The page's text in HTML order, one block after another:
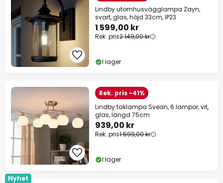
Lindby utomhusvägglampa Zayn,
svart, glas, höjd 33cm, IP23
1 599,00 kr
Rek. pris2 149,00 kr
I lager
Rek. pris -41%
Lindby taklampa Svean, 6 lampor, vit,
glas, längd 75cm
939,00 kr
Rek. pris1 599,00 kr
I lager
Nyhet